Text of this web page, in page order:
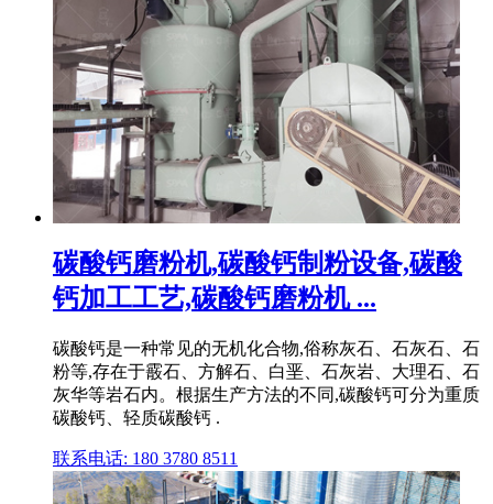
碳酸钙磨粉机,碳酸钙制粉设备,碳酸
钙加工工艺,碳酸钙磨粉机 ...
碳酸钙是一种常见的无机化合物,俗称灰石、石灰石、石
粉等,存在于霰石、方解石、白垩、石灰岩、大理石、石
灰华等岩石内。根据生产方法的不同,碳酸钙可分为重质
碳酸钙、轻质碳酸钙 .
联系电话: 180 3780 8511